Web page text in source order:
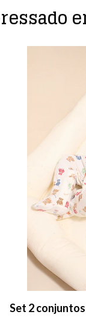
Set 2